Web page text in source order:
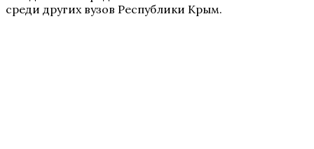
среди других вузов Республики Крым.